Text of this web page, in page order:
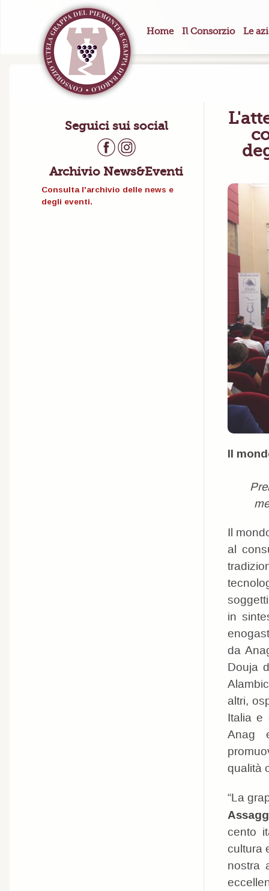
Home Il Consorzio Le
Seguici sui social
Archivio News&Eventi
Consulta l'archivio delle news e
degli eventi.
Il
Il
al
in
da
Douja
altri,
Italia e
Anag
qualità
“La
cento
cultura
nostra